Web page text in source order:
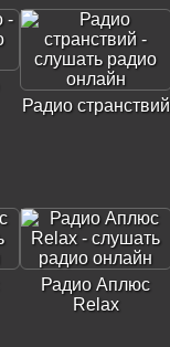
Радио странствий
Радио Аплюс
Relax